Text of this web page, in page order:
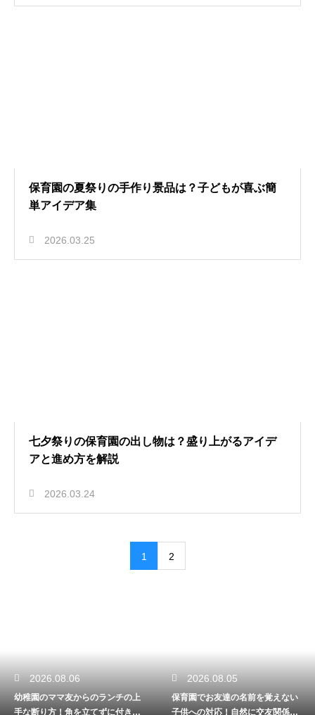
保育園の夏祭りの手作り景品は？子どもが喜ぶ簡
単アイデア集
2026.03.25
七夕祭りの保育園の出し物は？盛り上がるアイデ
アと進め方を解説
2026.03.24
1 2
2026.08.06
幼稚園のママ友からのランチの上
手な断り方！角を立てずに付き合
2026.08.05
保育園でお友達の名前を覚えない
子供への対応！自然に交友関係を